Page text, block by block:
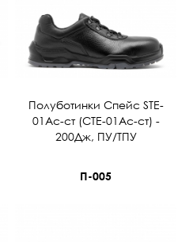
Полуботинки Спейс STE-
01Ac-cт (СТЕ-01Ас-ст) -
200Дж, ПУ/ТПУ
П-005